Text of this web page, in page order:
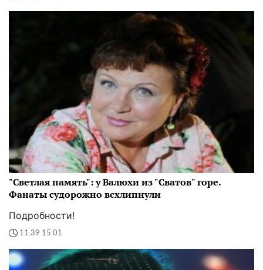
"Светлая память": у Валюхи из "Сватов" горе.
Фанаты судорожно всхлипнули
Подробности!
11:39 15.01